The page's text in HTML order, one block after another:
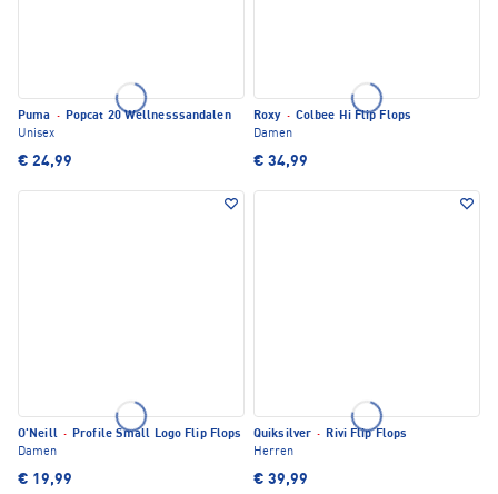
Puma · Popcat 20 Wellnesssandalen
Unisex
€ 24,99
Roxy · Colbee Hi Flip Flops
Damen
€ 34,99
O'Neill · Profile Small Logo Flip Flops
Damen
€ 19,99
Quiksilver · Rivi Flip Flops
Herren
€ 39,99